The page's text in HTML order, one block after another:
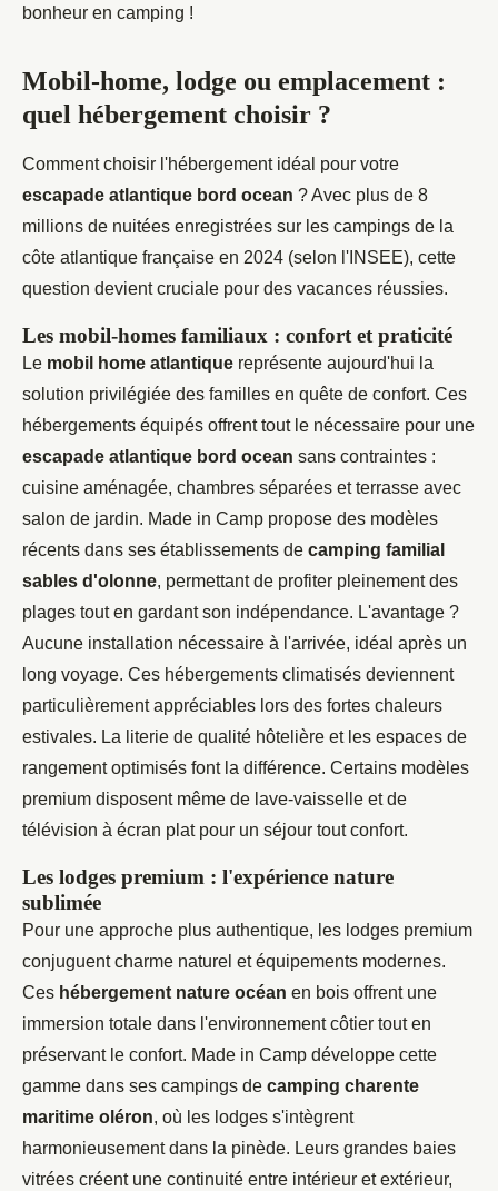
bonheur en camping !
Mobil-home, lodge ou emplacement :
quel hébergement choisir ?
Comment choisir l'hébergement idéal pour votre
escapade atlantique bord ocean ? Avec plus de 8
millions de nuitées enregistrées sur les campings de la
côte atlantique française en 2024 (selon l'INSEE), cette
question devient cruciale pour des vacances réussies.
Les mobil-homes familiaux : confort et praticité
Le mobil home atlantique représente aujourd'hui la
solution privilégiée des familles en quête de confort. Ces
hébergements équipés offrent tout le nécessaire pour une
escapade atlantique bord ocean sans contraintes :
cuisine aménagée, chambres séparées et terrasse avec
salon de jardin. Made in Camp propose des modèles
récents dans ses établissements de camping familial
sables d'olonne, permettant de profiter pleinement des
plages tout en gardant son indépendance. L'avantage ?
Aucune installation nécessaire à l'arrivée, idéal après un
long voyage. Ces hébergements climatisés deviennent
particulièrement appréciables lors des fortes chaleurs
estivales. La literie de qualité hôtelière et les espaces de
rangement optimisés font la différence. Certains modèles
premium disposent même de lave-vaisselle et de
télévision à écran plat pour un séjour tout confort.
Les lodges premium : l'expérience nature
sublimée
Pour une approche plus authentique, les lodges premium
conjuguent charme naturel et équipements modernes.
Ces hébergement nature océan en bois offrent une
immersion totale dans l'environnement côtier tout en
préservant le confort. Made in Camp développe cette
gamme dans ses campings de camping charente
maritime oléron, où les lodges s'intègrent
harmonieusement dans la pinède. Leurs grandes baies
vitrées créent une continuité entre intérieur et extérieur,